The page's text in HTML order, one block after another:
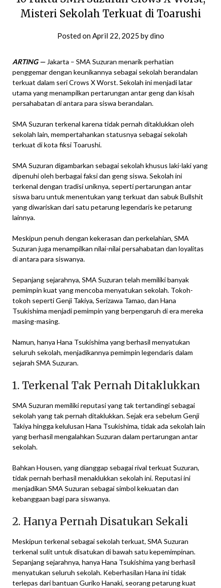
Misteri Sekolah Terkuat di Toarushi
Posted onApril 22, 2025 bydino
ARTING — Jakarta – SMA Suzuran menarik perhatian
penggemar dengan keunikannya sebagai sekolah berandalan
terkuat dalam seri Crows X Worst. Sekolah ini menjadi latar
utama yang menampilkan pertarungan antar geng dan kisah
persahabatan di antara para siswa berandalan.
SMA Suzuran terkenal karena tidak pernah ditaklukkan oleh
sekolah lain, mempertahankan statusnya sebagai sekolah
terkuat di kota fiksi Toarushi.
SMA Suzuran digambarkan sebagai sekolah khusus laki-laki yang
dipenuhi oleh berbagai faksi dan geng siswa. Sekolah ini
terkenal dengan tradisi uniknya, seperti pertarungan antar
siswa baru untuk menentukan yang terkuat dan sabuk Bullshit
yang diwariskan dari satu petarung legendaris ke petarung
lainnya.
Meskipun penuh dengan kekerasan dan perkelahian, SMA
Suzuran juga menampilkan nilai-nilai persahabatan dan loyalitas
di antara para siswanya.
Sepanjang sejarahnya, SMA Suzuran telah memiliki banyak
pemimpin kuat yang mencoba menyatukan sekolah. Tokoh-
tokoh seperti Genji Takiya, Serizawa Tamao, dan Hana
Tsukishima menjadi pemimpin yang berpengaruh di era mereka
masing-masing.
Namun, hanya Hana Tsukishima yang berhasil menyatukan
seluruh sekolah, menjadikannya pemimpin legendaris dalam
sejarah SMA Suzuran.
1. Terkenal Tak Pernah Ditaklukkan
SMA Suzuran memiliki reputasi yang tak tertandingi sebagai
sekolah yang tak pernah ditaklukkan. Sejak era sebelum Genji
Takiya hingga kelulusan Hana Tsukishima, tidak ada sekolah lain
yang berhasil mengalahkan Suzuran dalam pertarungan antar
sekolah.
Bahkan Housen, yang dianggap sebagai rival terkuat Suzuran,
tidak pernah berhasil menaklukkan sekolah ini. Reputasi ini
menjadikan SMA Suzuran sebagai simbol kekuatan dan
kebanggaan bagi para siswanya.
2. Hanya Pernah Disatukan Sekali
Meskipun terkenal sebagai sekolah terkuat, SMA Suzuran
terkenal sulit untuk disatukan di bawah satu kepemimpinan.
Sepanjang sejarahnya, hanya Hana Tsukishima yang berhasil
menyatukan seluruh sekolah. Keberhasilan Hana ini tidak
terlepas dari bantuan Guriko Hanaki, seorang petarung kuat